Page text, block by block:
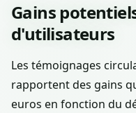
Gains
d'utilisateurs
Les témoignages
rapportent des gains
euros en fonction du